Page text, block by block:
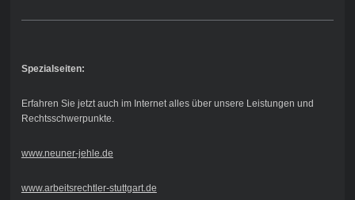
Spezialseiten:
Erfahren Sie jetzt auch im Internet alles über unsere Leistungen und
Rechtsschwerpunkte.
www.neuner-jehle.de
www.arbeitsrechtler-stuttgart.de